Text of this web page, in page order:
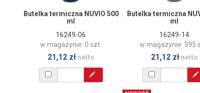
Butelka termiczna NUVIO 500
ml
16249-06
w magazynie: 0 szt.
21,12 złnetto
Butelka termiczna
ml
16249-14
w magazynie: 595
21,12 złnetto